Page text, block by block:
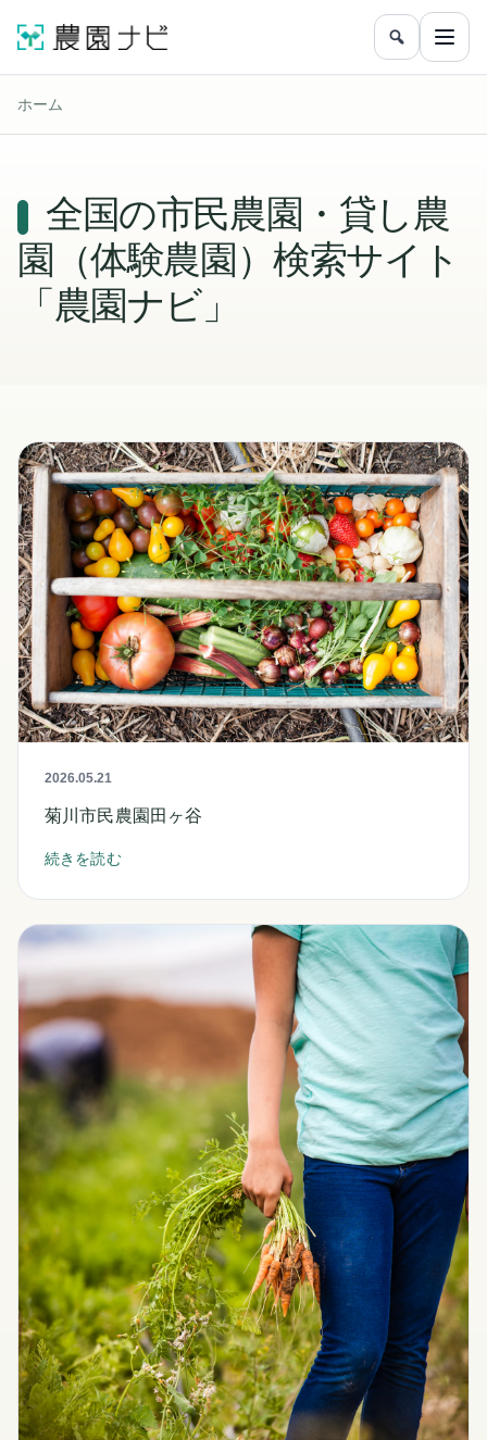
農園をフ
メニ
ホーム
全国の市民農園・貸し農
園（体験農園）検索サイト
「農園ナビ」
2026.05.21
菊川市民農園田ヶ谷
続きを読む